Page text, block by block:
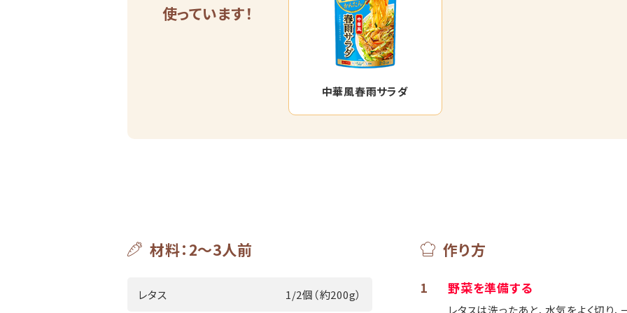
使っています！
中華風春雨サラダ
材料：2～3人前
レタス 1/2個（約200g）
作り方
1 野菜を準備する
レタスは洗ったあと、水気をよく切り、